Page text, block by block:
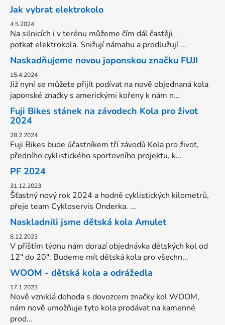
Jak vybrat elektrokolo
4.5.2024
Na silnicích i v terénu můžeme čím dál častěji
potkat elektrokola. Snižují námahu a prodlužují ...
Naskadňujeme novou japonskou značku FUJI
15.4.2024
Již nyní se můžete přijít podívat na nově objednaná kola
japonské značky s americkými kořeny k nám n...
Fuji Bikes stánek na závodech Kola pro život
2024
28.2.2024
Fuji Bikes bude účastníkem tří závodů Kola pro život,
předního cyklistického sportovního projektu, k...
PF 2024
31.12.2023
Šťastný nový rok 2024 a hodně cyklistických kilometrů,
přeje team Cykloservis Onderka. ...
Naskladnili jsme dětská kola Amulet
8.12.2023
V příštím týdnu nám dorazí objednávka dětských kol od
12" do 20". Budeme mít dětská kola pro všechn...
WOOM - dětská kola a odrážedla
17.1.2023
Nově vzniklá dohoda s dovozcem značky kol WOOM,
nám nově umožňuje tyto kola prodávat na kamenné
prod...